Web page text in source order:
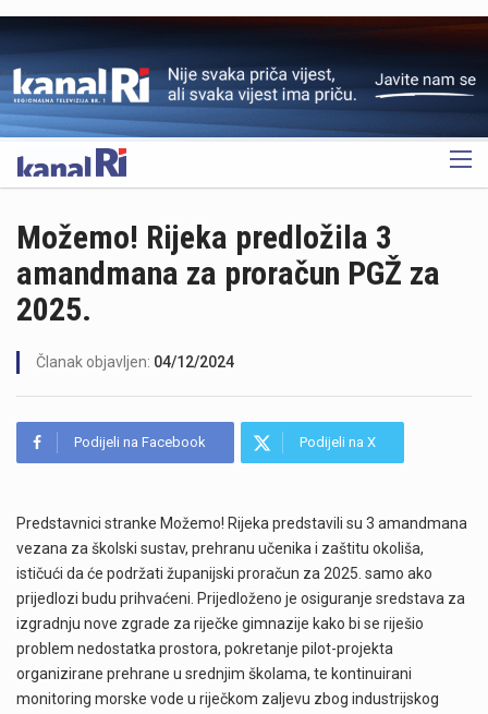
OGLAS
Možemo! Rijeka predložila 3
amandmana za proračun PGŽ za
2025.
Članak objavljen: 04/12/2024
Podijeli na Facebook Podijeli na X
Predstavnici stranke Možemo! Rijeka predstavili su 3 amandmana
vezana za školski sustav, prehranu učenika i zaštitu okoliša,
ističući da će podržati županijski proračun za 2025. samo ako
prijedlozi budu prihvaćeni. Prijedloženo je osiguranje sredstava za
izgradnju nove zgrade za riječke gimnazije kako bi se riješio
problem nedostatka prostora, pokretanje pilot-projekta
organizirane prehrane u srednjim školama, te kontinuirani
monitoring morske vode u riječkom zaljevu zbog industrijskog